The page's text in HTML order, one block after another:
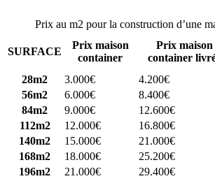
Prix au m2 pour la construction d’une
SURFACE
Prix maison
container
Prix maison
container
28m2
3.000€ 4.200€
56m2
6.000€ 8.400€
84m2
9.000€ 12.600€
112m2
12.000€ 16.800€
140m2
15.000€ 21.000€
168m2
18.000€ 25.200€
196m2
21.000€ 29.400€